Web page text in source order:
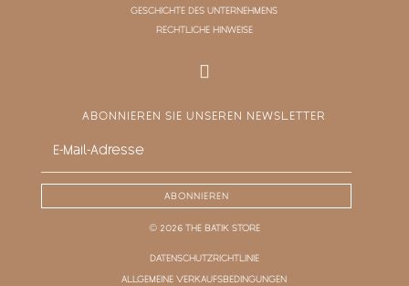
GESCHICHTE DES UNTERNEHMENS
RECHTLICHE HINWEISE
ABONNIEREN SIE UNSEREN NEWSLETTER
ABONNIEREN
© 2026 THE BATIK STORE
DATENSCHUTZRICHTLINIE
ALLGEMEINE VERKAUFSBEDINGUNGEN